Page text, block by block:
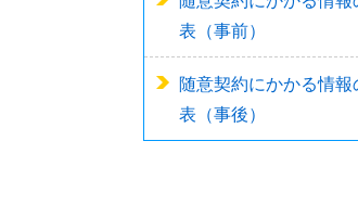
表（事前）
随意契約にかかる情報
表（事後）